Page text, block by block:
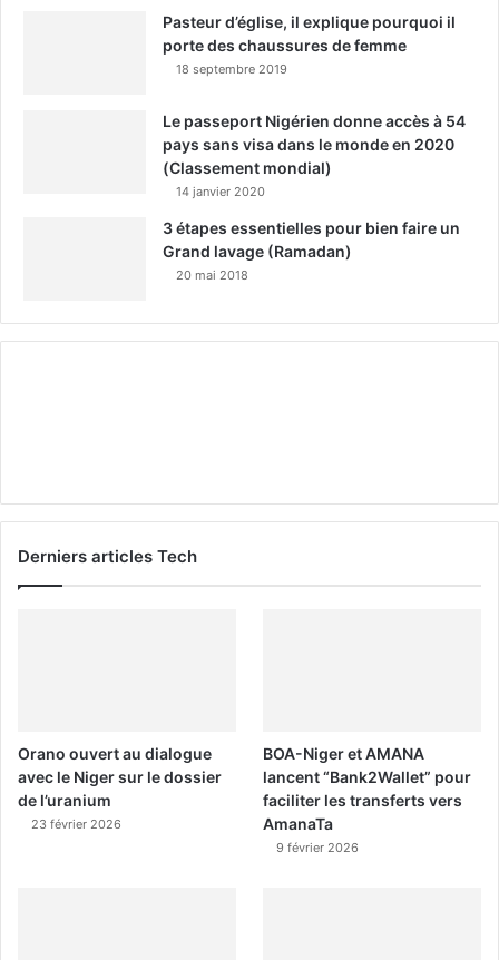
Pasteur d’église, il explique pourquoi il
porte des chaussures de femme
18 septembre 2019
Le passeport Nigérien donne accès à 54
pays sans visa dans le monde en 2020
(Classement mondial)
14 janvier 2020
3 étapes essentielles pour bien faire un
Grand lavage (Ramadan)
20 mai 2018
Derniers articles Tech
Orano ouvert au dialogue
avec le Niger sur le dossier
de l’uranium
23 février 2026
BOA-Niger et AMANA
lancent “Bank2Wallet” pour
faciliter les transferts vers
AmanaTa
9 février 2026